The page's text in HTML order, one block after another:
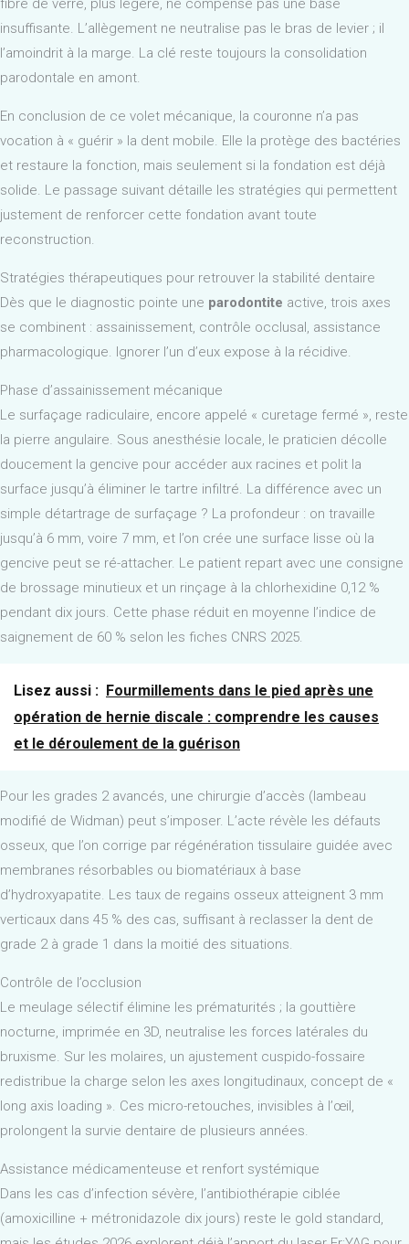
fibre de verre, plus légère, ne compense pas une base
insuffisante. L’allègement ne neutralise pas le bras de levier ; il
l’amoindrit à la marge. La clé reste toujours la consolidation
parodontale en amont.
En conclusion de ce volet mécanique, la couronne n’a pas
vocation à « guérir » la dent mobile. Elle la protège des bactéries
et restaure la fonction, mais seulement si la fondation est déjà
solide. Le passage suivant détaille les stratégies qui permettent
justement de renforcer cette fondation avant toute
reconstruction.
Stratégies thérapeutiques pour retrouver la stabilité dentaire
Dès que le diagnostic pointe une parodontite active, trois axes
se combinent : assainissement, contrôle occlusal, assistance
pharmacologique. Ignorer l’un d’eux expose à la récidive.
Phase d’assainissement mécanique
Le surfaçage radiculaire, encore appelé « curetage fermé », reste
la pierre angulaire. Sous anesthésie locale, le praticien décolle
doucement la gencive pour accéder aux racines et polit la
surface jusqu’à éliminer le tartre infiltré. La différence avec un
simple détartrage de surfaçage ? La profondeur : on travaille
jusqu’à 6 mm, voire 7 mm, et l’on crée une surface lisse où la
gencive peut se ré-attacher. Le patient repart avec une consigne
de brossage minutieux et un rinçage à la chlorhexidine 0,12 %
pendant dix jours. Cette phase réduit en moyenne l’indice de
saignement de 60 % selon les fiches CNRS 2025.
Lisez aussi : Fourmillements dans le pied après une
opération de hernie discale : comprendre les causes
et le déroulement de la guérison
Pour les grades 2 avancés, une chirurgie d’accès (lambeau
modifié de Widman) peut s’imposer. L’acte révèle les défauts
osseux, que l’on corrige par régénération tissulaire guidée avec
membranes résorbables ou biomatériaux à base
d’hydroxyapatite. Les taux de regains osseux atteignent 3 mm
verticaux dans 45 % des cas, suffisant à reclasser la dent de
grade 2 à grade 1 dans la moitié des situations.
Contrôle de l’occlusion
Le meulage sélectif élimine les prématurités ; la gouttière
nocturne, imprimée en 3D, neutralise les forces latérales du
bruxisme. Sur les molaires, un ajustement cuspido-fossaire
redistribue la charge selon les axes longitudinaux, concept de «
long axis loading ». Ces micro-retouches, invisibles à l’œil,
prolongent la survie dentaire de plusieurs années.
Assistance médicamenteuse et renfort systémique
Dans les cas d’infection sévère, l’antibiothérapie ciblée
(amoxicilline + métronidazole dix jours) reste le gold standard,